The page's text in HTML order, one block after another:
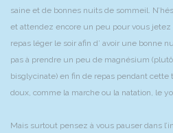
saine et de bonnes nuits de sommeil.
et attendez encore un peu pour vous
repas léger le soir afin d’ avoir une bonne
pas à prendre un peu de magnésium
bisglycinate) en fin de repas pendant cette
doux, comme la marche ou la natation, le
Mais surtout pensez à vous pauser dans